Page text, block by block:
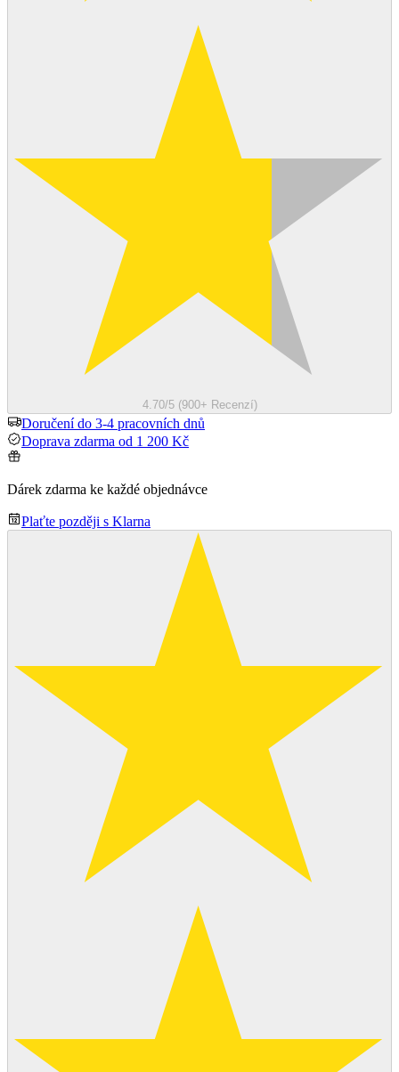
4.70/5 (900+ Recenzí)
Doručení do 3-4 pracovních dnů
Doprava zdarma od 1 200 Kč
Dárek zdarma ke každé objednávce
Plaťte později s Klarna